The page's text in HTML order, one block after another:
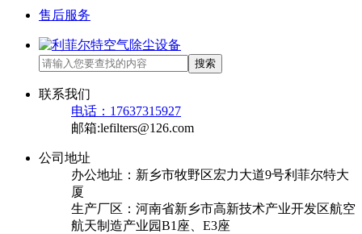
售后服务
搜索
联系我们
电话：17637315927
邮箱:lefilters@126.com
公司地址
办公地址：新乡市牧野区宏力大道9号利菲尔特大
厦
生产厂区：河南省新乡市高新技术产业开发区航空
航天制造产业园B1座、E3座